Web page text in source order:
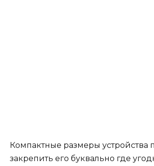
Компактные размеры устройства
закрепить его буквально где